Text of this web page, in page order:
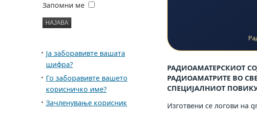
РАДИОАМАТЕРСКИОТ
РАДИОАМАТРИТЕ ВО
СПЕЦИЈАЛНИОТ
Изготвени се логови на
Запомни ме
Ја заборавивте вашата
шифра?
Го заборавивте вашето
корисничко име?
Зачленување корисник